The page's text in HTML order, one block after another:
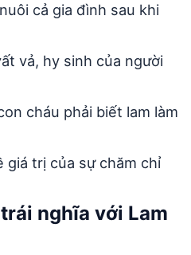
cả gia đình sau khi
vả, hy sinh của người
cháu phải biết lam làm
giá trị của sự chăm chỉ
nghĩa với Lam